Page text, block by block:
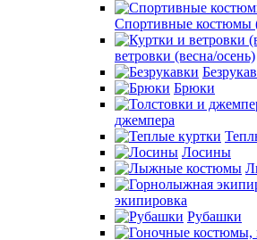
Спортивные костюмы
ветровки (весна/осень)
Брюки
джемпера
Лосины
экипировка
Рубашки